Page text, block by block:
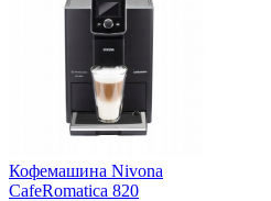
Кофемашина Nivona
CafeRomatica 820